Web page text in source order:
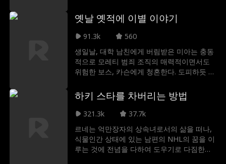
마음에 오래 담아두지 않는다. 뜻밖에 그녀는
비밀을 품은 새로운 짝과 결속을 다지며 권력,
속임수, 그리고 또 다른 기회의 세계로 내던져
자신의 왕위를 되찾고, 그녀를 의심했던 모든
사람들을 후회하게 만들 때이다!"
옛날 옛적에 이별 이야기
91.3k
560
생일날, 대학 남친에게 버림받은 미아는 충동
적으로 모레티 범죄 조직의 매력적이면서도
위험한 보스, 카슨에게 청혼한다. 도피하듯 시
지만 미아를 놓아줄 생각이 없는 전 남친 에이
든은 집착과 질투에 눈이 멀어 통제력을 잃는
다. 그는 미아가 카슨과 쌓아가는 새로운 삶을
뒤돌아보지 않는 미아. 카슨의 품 안에서 더욱
단단하게 각성한 그녀는, 에이든에게 자신이
무엇을 잃어버린 건지 똑똑히 보여줄 준비가
하키 스타를 차버리는 방법
321.3k
37.7k
르네는 억만장자의 상속녀로서의 삶을 떠나,
식물인간 상태에 있는 남편의 NHL의 꿈을 이
루는 것에 전념을 다하여 도우기로 다짐한다.